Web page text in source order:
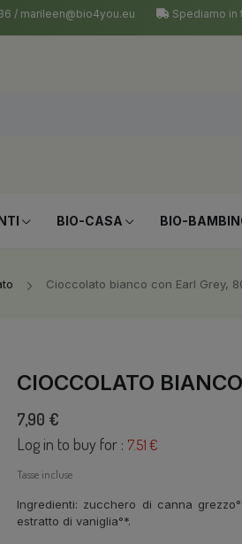
/ marileen@bio4you.eu Spediamo in
BIO-CASA BIO-
Cioccolato bianco con Earl Grey,
CIOCCOLATO
7,90 €
Log in to buy for : 7.51 €
Tasse incluse
Ingredienti: zucchero di canna
estratto di vaniglia°*.